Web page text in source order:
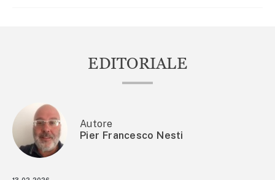
EDITORIALE
Autore
Pier Francesco Nesti